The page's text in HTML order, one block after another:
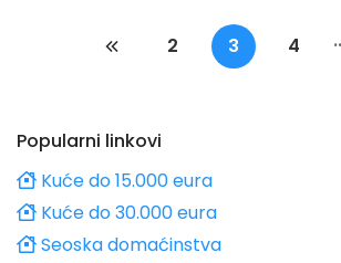
2 3 4
Popularni linkovi
Kuće do 15.000 eura
Kuće do 30.000 eura
Seoska domaćinstva